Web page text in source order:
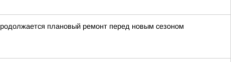
плановый ремонт перед новым сезоном